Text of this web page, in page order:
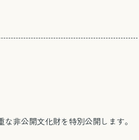
非公開文化財を特別公開します。